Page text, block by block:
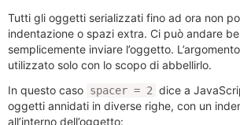
Tutti gli oggetti serializzati fino ad ora non
indentazione o spazi extra. Ci può andare
semplicemente inviare l’oggetto. L’argomento
utilizzato solo con lo scopo di abbellirlo.
In questo caso spacer = 2 dice a
oggetti annidati in diverse righe, con un
all’interno dell’oggetto: